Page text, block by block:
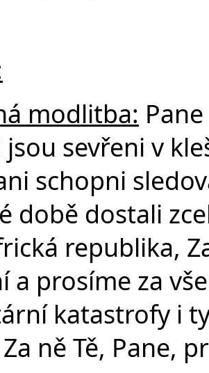
modlitba:
sevřeni v
schopni
době dostali
republika,
a prosíme za
katastrofy i
ně Tě, Pane,